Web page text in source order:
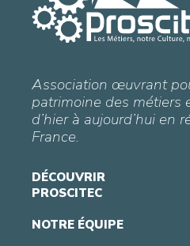
Association œuvrant
patrimoine des métiers
d’hier à aujourd’hui en
France.
DÉCOUVRIR
PROSCITEC
NOTRE ÉQUIPE